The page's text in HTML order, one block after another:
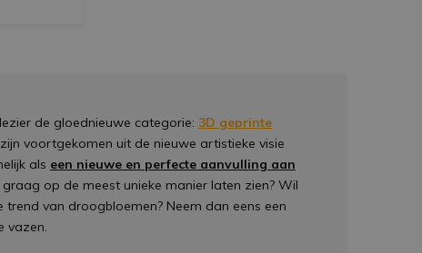
de gloednieuwe categorie: 3D geprinte
voortgekomen uit de nieuwe artistieke visie
als een nieuwe en perfecte aanvulling aan
op de meest unieke manier laten zien? Wil
trend van droogbloemen? Neem dan eens een
vazen.